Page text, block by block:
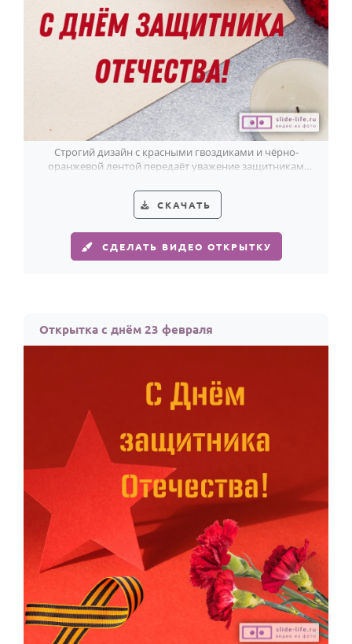
Строгий дизайн с красными гвоздиками и чёрно-
оранжевой лентой передаёт уважение защитникам
СКАЧАТЬ
СДЕЛАТЬ ВИДЕО ОТКРЫТКУ
Открытка с днём 23 февраля